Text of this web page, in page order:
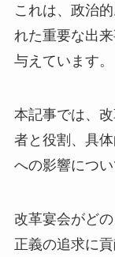
これは、政治
れた重要な出
与えています。
本記事では、
者と役割、具
への影響につい
改革宴会がど
正義の追求に